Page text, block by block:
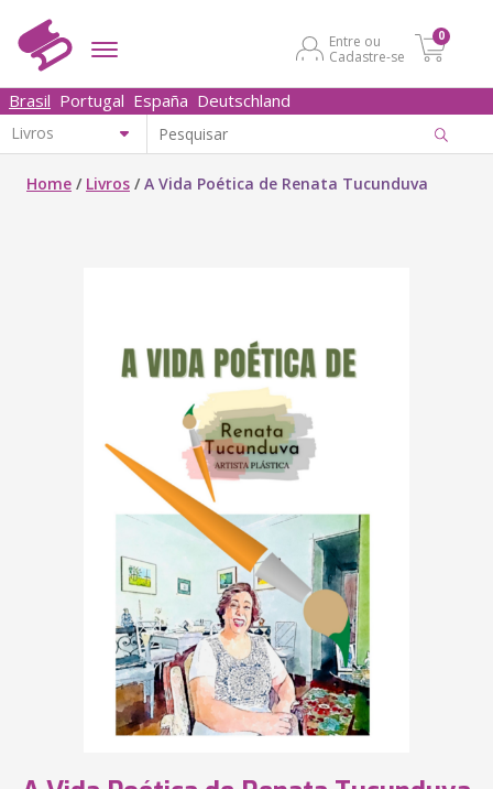
Entre ou
Cadastre-se
0
Brasil Portugal España Deutschland
Home / Livros /A Vida Poética de Renata Tucunduva